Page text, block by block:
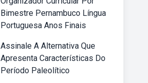
Bimestre Pernambuco Língua
Portuguesa Anos Finais
Assinale A Alternativa Que
Apresenta Características Do
Período Paleolítico